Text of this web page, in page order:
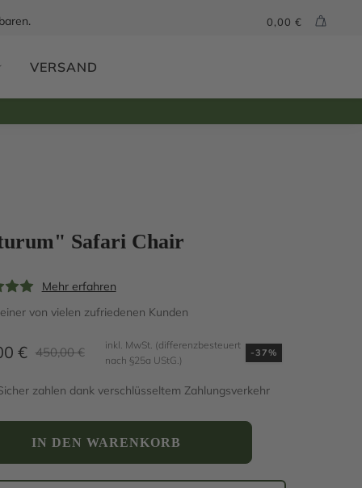
0,00 €
VERSAND
Safari Chair
Mehr erfahren
von vielen zufriedenen Kunden
450,00€
€
inkl. MwSt. (differenzbesteuert
nach §25a UStG.)
-37%
zahlen dank verschlüsseltem Zahlungsverkehr
IN DEN WARENKORB